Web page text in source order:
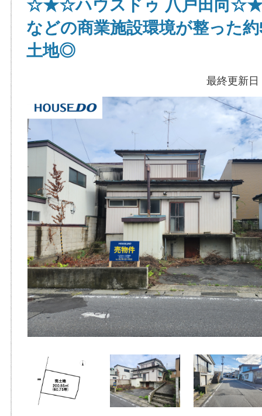
☆★☆ハウスドゥ 八戸田向
などの商業施設環境が整った
土地◎
最終更新